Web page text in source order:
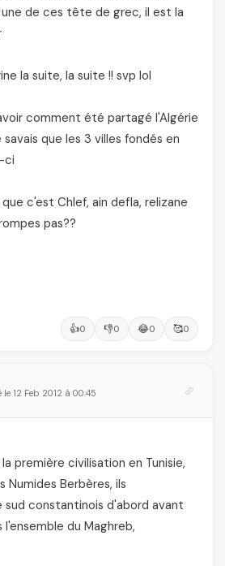
de ces tête de grec, il est la
la suite, la suite !! svp lol
comment été partagé l'Algérie
que les 3 villes fondés en
ci
c'est Chlef, ain defla, relizane
pas??
👍0 👎0 😂0 🥰0
le 12 Feb 2012 à 00:45
première civilisation en Tunisie,
Berbères, ils
sud constantinois d'abord avant
du Maghreb,